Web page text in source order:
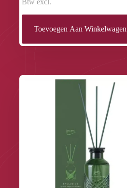
Btw excl.
Toevoegen Aan Winkelwagen